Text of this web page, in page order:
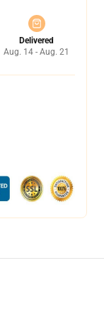
Delivered
Aug. 14 - Aug. 21